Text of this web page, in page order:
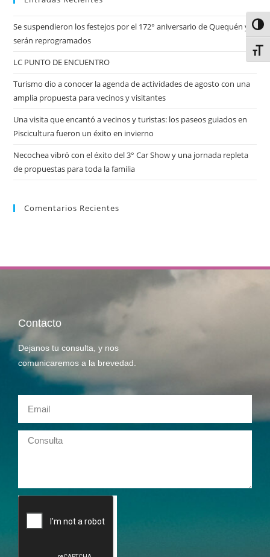
Se suspendieron los festejos por el 172° aniversario de Quequén y
serán reprogramados
LC PUNTO DE ENCUENTRO
Turismo dio a conocer la agenda de actividades de agosto con una
amplia propuesta para vecinos y visitantes
Una visita que encantó a vecinos y turistas: los paseos guiados en
Piscicultura fueron un éxito en invierno
Necochea vibró con el éxito del 3° Car Show y una jornada repleta
de propuestas para toda la familia
Comentarios Recientes
Contacto
Dejanos tu consulta, y nos
comunicaremos a la brevedad.